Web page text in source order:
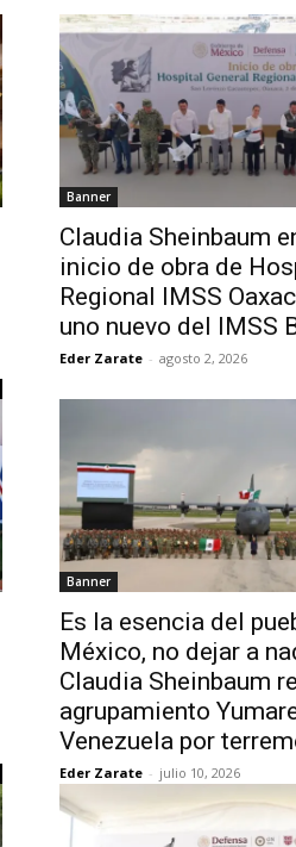
Banner
Claudia Sheinbaum
inicio de obra de
Regional IMSS
uno nuevo del IMSS
Eder Zarate - agosto 2, 2026
Banner
Es la esencia del
México, no dejar a
Claudia Sheinbaum
agrupamiento
Venezuela por
Eder Zarate - julio 10, 2026